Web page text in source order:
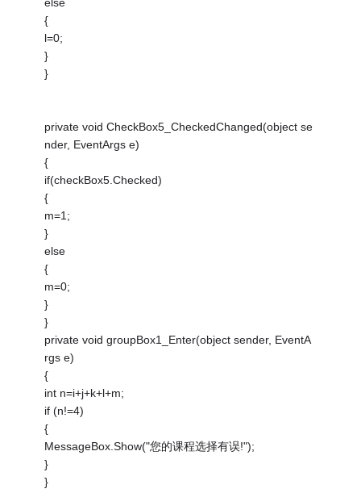
else
{
l=0;
}
}
private void CheckBox5_CheckedChanged(object se
nder, EventArgs e)
{
if(checkBox5.Checked)
{
m=1;
}
else
{
m=0;
}
}
private void groupBox1_Enter(object sender, EventA
rgs e)
{
int n=i+j+k+l+m;
if (n!=4)
{
MessageBox.Show("您的课程选择有误!");
}
}